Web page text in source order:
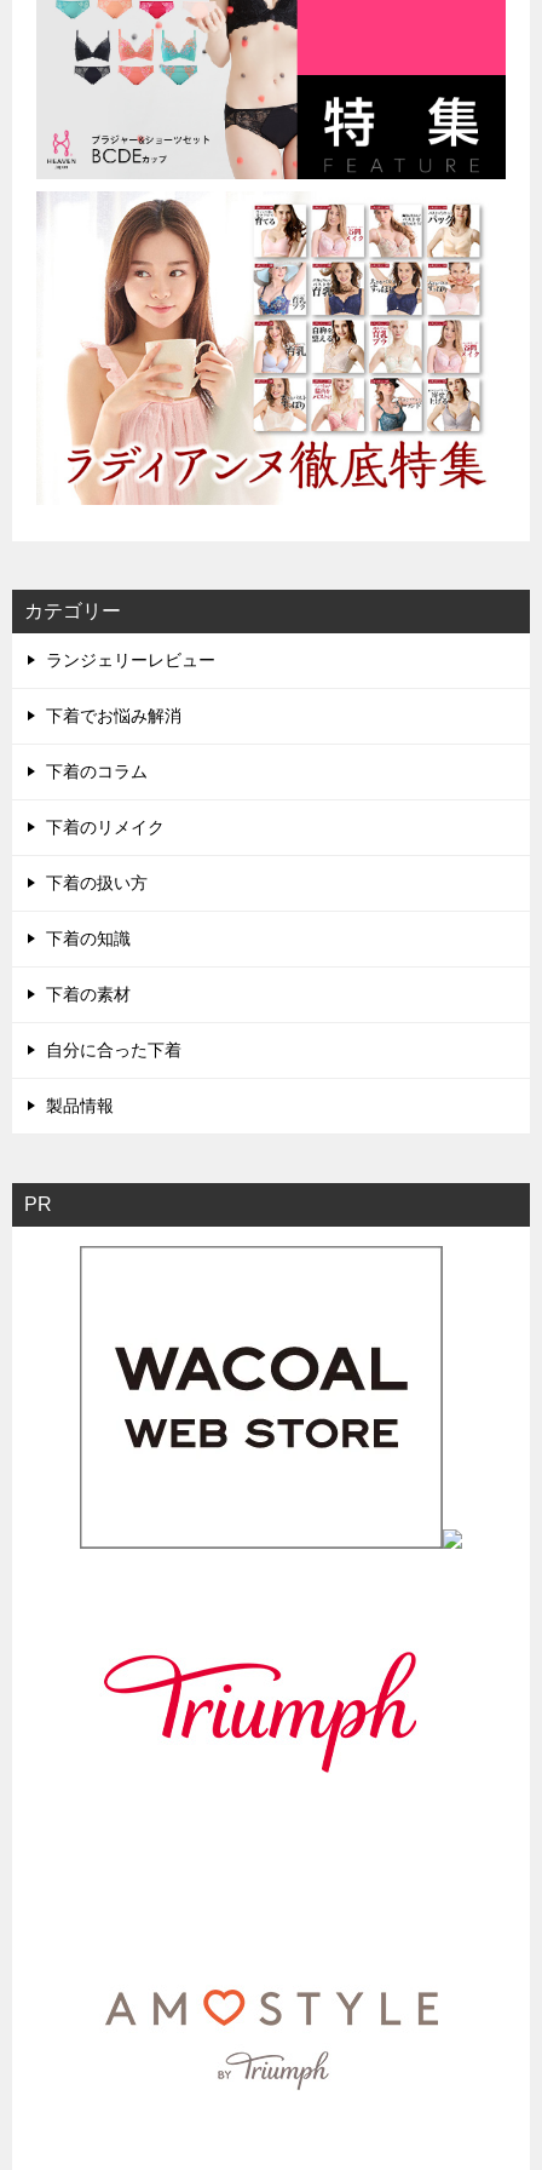
カテゴリー
ランジェリーレビュー
下着でお悩み解消
下着のコラム
下着のリメイク
下着の扱い方
下着の知識
下着の素材
自分に合った下着
製品情報
PR